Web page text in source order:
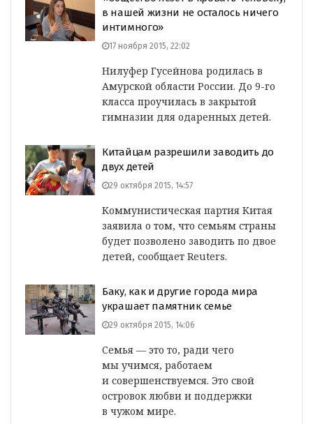
в нашей жизни не осталось ничего
интимного»
17 ноября 2015, 22:02
Нилуфер Гусейнова родилась в
Амурской области России. До 9-го
класса проучилась в закрытой
гимназии для одаренных детей.
Китайцам разрешили заводить до
двух детей
29 октября 2015, 14:57
Коммунистическая партия Китая
заявила о том, что семьям страны
будет позволено заводить по двое
детей, сообщает Reuters.
Баку, как и другие города мира
украшает памятник семье
29 октября 2015, 14:06
Семья — это то, ради чего
мы учимся, работаем
и совершенствуемся. Это свой
островок любви и поддержки
в чужом мире.